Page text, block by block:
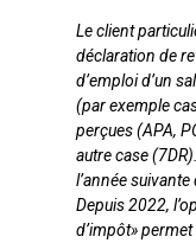
Le client
déclaration de
d’emploi d’un
(par exemple
perçues (APA,
autre case
l’année suivante
Depuis 2022,
d’impôt»